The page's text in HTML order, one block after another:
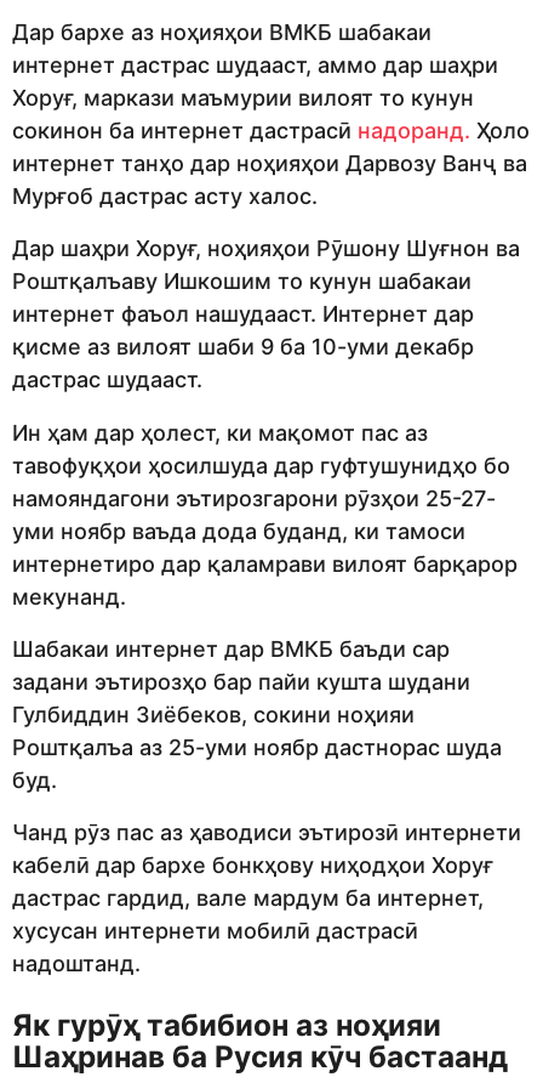
Дар бархе аз ноҳияҳои ВМКБ шабакаи
интернет дастрас шудааст, аммо дар шаҳри
Хоруғ, маркази маъмурии вилоят то кунун
сокинон ба интернет дастрасӣ надоранд. Ҳоло
интернет танҳо дар ноҳияҳои Дарвозу Ванҷ ва
Мурғоб дастрас асту халос.
Дар шаҳри Хоруғ, ноҳияҳои Рӯшону Шуғнон ва
Роштқалъаву Ишкошим то кунун шабакаи
интернет фаъол нашудааст. Интернет дар
қисме аз вилоят шаби 9 ба 10-уми декабр
дастрас шудааст.
Ин ҳам дар ҳолест, ки мақомот пас аз
тавофуқҳои ҳосилшуда дар гуфтушунидҳо бо
намояндагони эътирозгарони рӯзҳои 25-27-
уми ноябр ваъда дода буданд, ки тамоси
интернетиро дар қаламрави вилоят барқарор
мекунанд.
Шабакаи интернет дар ВМКБ баъди сар
задани эътирозҳо бар пайи кушта шудани
Гулбиддин Зиёбеков, сокини ноҳияи
Роштқалъа аз 25-уми ноябр дастнорас шуда
буд.
Чанд рӯз пас аз ҳаводиси эътирозӣ интернети
кабелӣ дар бархе бонкҳову ниҳодҳои Хоруғ
дастрас гардид, вале мардум ба интернет,
хусусан интернети мобилӣ дастрасӣ
надоштанд.
Як гурӯҳ табибион аз ноҳияи
Шаҳринав ба Русия кӯч бастаанд